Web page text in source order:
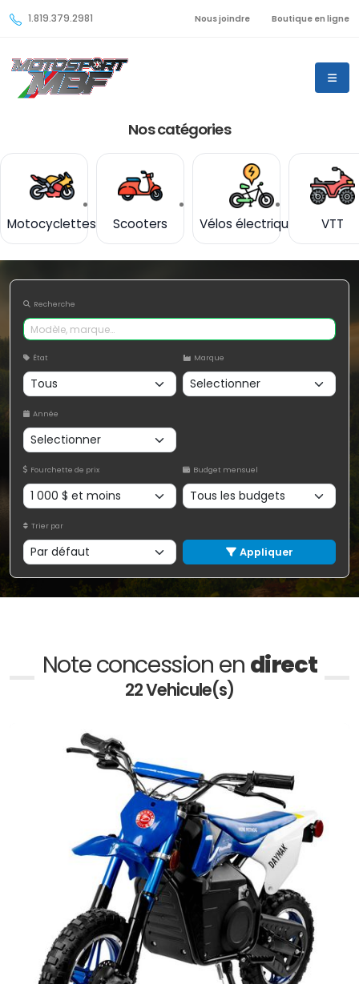
1.819.379.2981 Nous joindre Boutique en ligne
Nos catégories
Motocyclettes Scooters Vélos électriques VTT
Recherche
État Marque
Année
Fourchette de prix Budget mensuel
Trier par
Appliquer
Note concession en direct
22 Vehicule(s)
EN INVENTAIRE